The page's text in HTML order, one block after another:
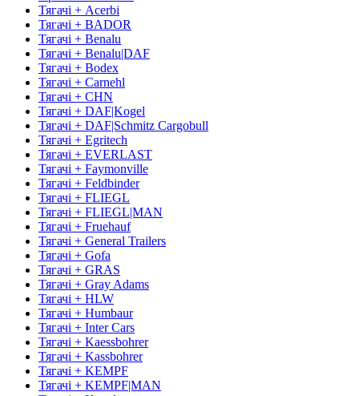
Тягачі + Acerbi
Тягачі + BADOR
Тягачі + Benalu
Тягачі + Benalu|DAF
Тягачі + Bodex
Тягачі + Carnehl
Тягачі + CHN
Тягачі + DAF|Kogel
Тягачі + DAF|Schmitz Cargobull
Тягачі + Egritech
Тягачі + EVERLAST
Тягачі + Faymonville
Тягачі + Feldbinder
Тягачі + FLIEGL
Тягачі + FLIEGL|MAN
Тягачі + Fruehauf
Тягачі + General Trailers
Тягачі + Gofa
Тягачі + GRAS
Тягачі + Gray Adams
Тягачі + HLW
Тягачі + Humbaur
Тягачі + Inter Cars
Тягачі + Kaessbohrer
Тягачі + Kassbohrer
Тягачі + KEMPF
Тягачі + KEMPF|MAN